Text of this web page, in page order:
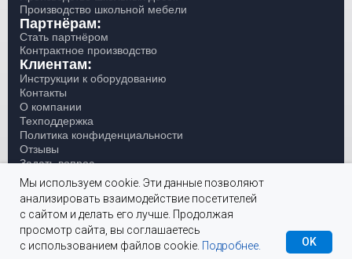
Заказать звонок Каталог
Мы используем cookie. Эти данные позволяют
анализировать взаимодействие посетителей
с сайтом и делать его лучше. Продолжая
просмотр сайта, вы соглашаетесь
с использованием файлов cookie. Подробнее. OK
Производство школьной мебели
Партнёрам:
Стать партнёром
Контрактное производство
Клиентам:
Инструкции к оборудованию
Контакты
О компании
Техподдержка
Политика конфиденциальности
Отзывы
Задать вопрос
Написать руководителю
ООО "Скило" ИНН 0269040970 ОГРН
1200200038895
© 2019 - 2026 Skilo.ru